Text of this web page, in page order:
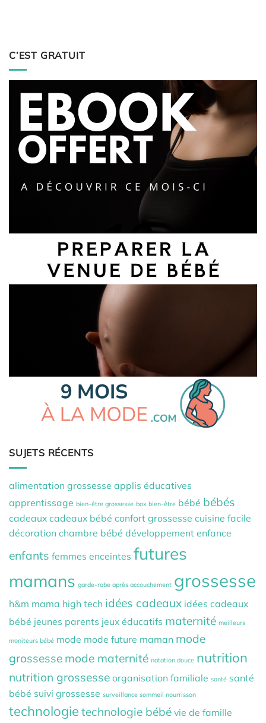
C’EST GRATUIT
SUJETS RÉCENTS
alimentation grossesse applis éducatives
apprentissage bien-être grossesse box bien-être bébé bébés
cadeaux cadeaux bébé confort grossesse cuisine facile
décoration chambre bébé développement enfance
enfants femmes enceintes futures
mamans garde-robe après accouchement grossesse
h&m mama high tech idées cadeaux idées cadeaux
bébé jeunes parents jeux éducatifs maternité meilleurs
moniteurs bébé mode mode future maman mode
grossesse mode maternité natation douce nutrition
nutrition grossesse organisation familiale santé santé
bébé suivi grossesse surveillance sommeil nourrisson
technologie technologie bébé vie de famille